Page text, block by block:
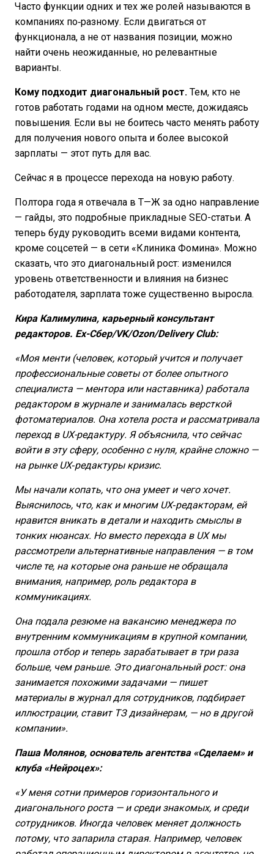
Часто функции одних и тех же ролей называются в
компаниях по‑разному. Если двигаться от
функционала, а не от названия позиции, можно
найти очень неожиданные, но релевантные
варианты.
Кому подходит диагональный рост. Тем, кто не
готов работать годами на одном месте, дожидаясь
повышения. Если вы не боитесь часто менять работу
для получения нового опыта и более высокой
зарплаты — этот путь для вас.
Сейчас я в процессе перехода на новую работу.
Полтора года я отвечала в Т—Ж за одно направление
— гайды, это подробные прикладные SEO-статьи. А
теперь буду руководить всеми видами контента,
кроме соцсетей — в сети «Клиника Фомина». Можно
сказать, что это диагональный рост: изменился
уровень ответственности и влияния на бизнес
работодателя, зарплата тоже существенно выросла.
Кира Калимулина, карьерный консультант
редакторов. Ex-Сбер/VK/Ozon/Delivery Club:
«Моя менти (человек, который учится и получает
профессиональные советы от более опытного
специалиста — ментора или наставника) работала
редактором в журнале и занималась версткой
фотоматериалов. Она хотела роста и рассматривала
переход в UX-редактуру. ⁨Я объяснила, что сейчас
войти в эту сферу, особенно с нуля, крайне сложно —
на рынке UX‑редактуры кризис.
Мы начали копать, что она умеет и чего хочет.
Выяснилось, что, как и многим UX‑редакторам, ей
нравится вникать в детали и находить смыслы в
тонких нюансах. Но вместо перехода в UX мы
рассмотрели альтернативные направления — в том
числе те, на которые она раньше не обращала
внимания, например, роль редактора в
коммуникациях.
Она подала резюме на вакансию менеджера по
внутренним коммуникациям в крупной компании,
прошла отбор и теперь зарабатывает в три раза
больше, чем раньше. Это диагональный рост: она
занимается похожими задачами — пишет
материалы в журнал для сотрудников, подбирает
иллюстрации, ставит ТЗ дизайнерам, — но в другой
компании».
Паша Молянов, основатель агентства «Сделаем» и
клуба «Нейроцех»:
«У меня сотни примеров горизонтального и
диагонального роста — и среди знакомых, и среди
сотрудников. Иногда человек меняет должность
потому, что запарила старая. Например, человек